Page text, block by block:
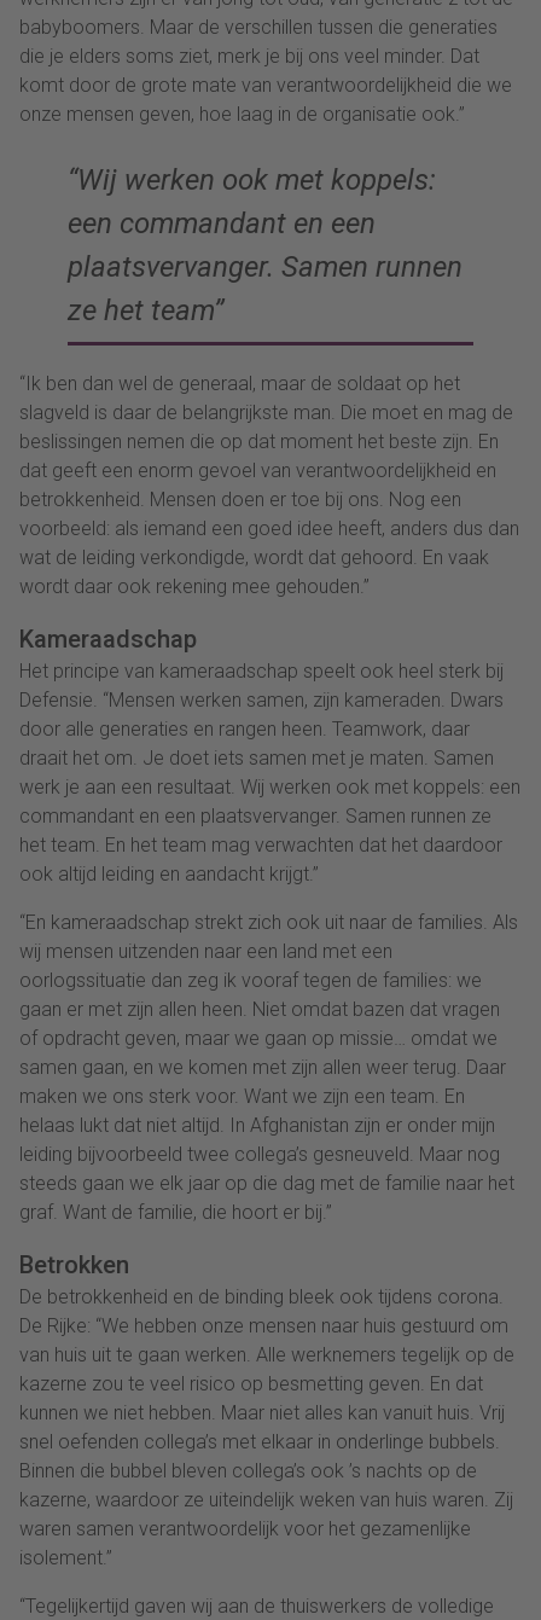
babyboomers. Maar de verschillen tussen die generaties
die je elders soms ziet, merk je bij ons veel minder. Dat
komt door de grote mate van verantwoordelijkheid die we
onze mensen geven, hoe laag in de organisatie ook.”
“Wij werken ook met koppels:
een commandant en een
plaatsvervanger. Samen runnen
ze het team”
“Ik ben dan wel de generaal, maar de soldaat op het
slagveld is daar de belangrijkste man. Die moet en mag de
beslissingen nemen die op dat moment het beste zijn. En
dat geeft een enorm gevoel van verantwoordelijkheid en
betrokkenheid. Mensen doen er toe bij ons. Nog een
voorbeeld: als iemand een goed idee heeft, anders dus dan
wat de leiding verkondigde, wordt dat gehoord. En vaak
wordt daar ook rekening mee gehouden.”
Kameraadschap
Het principe van kameraadschap speelt ook heel sterk bij
Defensie. “Mensen werken samen, zijn kameraden. Dwars
door alle generaties en rangen heen. Teamwork, daar
draait het om. Je doet iets samen met je maten. Samen
werk je aan een resultaat. Wij werken ook met koppels: een
commandant en een plaatsvervanger. Samen runnen ze
het team. En het team mag verwachten dat het daardoor
ook altijd leiding en aandacht krijgt.”
“En kameraadschap strekt zich ook uit naar de families. Als
wij mensen uitzenden naar een land met een
oorlogssituatie dan zeg ik vooraf tegen de families: we
gaan er met zijn allen heen. Niet omdat bazen dat vragen
of opdracht geven, maar we gaan op missie… omdat we
samen gaan, en we komen met zijn allen weer terug. Daar
maken we ons sterk voor. Want we zijn een team. En
helaas lukt dat niet altijd. In Afghanistan zijn er onder mijn
leiding bijvoorbeeld twee collega’s gesneuveld. Maar nog
steeds gaan we elk jaar op die dag met de familie naar het
graf. Want de familie, die hoort er bij.”
Betrokken
De betrokkenheid en de binding bleek ook tijdens corona.
De Rijke: “We hebben onze mensen naar huis gestuurd om
van huis uit te gaan werken. Alle werknemers tegelijk op de
kazerne zou te veel risico op besmetting geven. En dat
kunnen we niet hebben. Maar niet alles kan vanuit huis. Vrij
snel oefenden collega’s met elkaar in onderlinge bubbels.
Binnen die bubbel bleven collega’s ook ’s nachts op de
kazerne, waardoor ze uiteindelijk weken van huis waren. Zij
waren samen verantwoordelijk voor het gezamenlijke
isolement.”
“Tegelijkertijd gaven wij aan de thuiswerkers de volledige